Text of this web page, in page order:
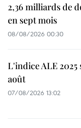
2,36 milliards de
en sept mois
08/08/2026 00:30
L'indice ALE 2025
août
07/08/2026 13:02